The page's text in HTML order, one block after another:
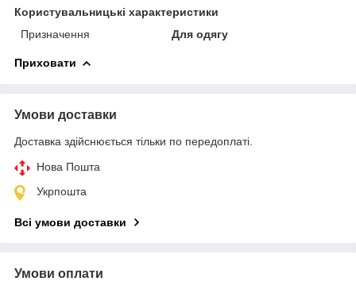
Користувальницькі характеристики
Призначення
Для одягу
Приховати
Умови доставки
Доставка здійснюється тільки по передоплаті.
Нова Пошта
Укрпошта
Всі умови доставки
Умови оплати